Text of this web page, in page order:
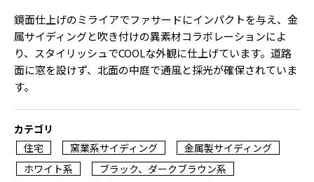
鏡面仕上げのミライアでファサードにインパクトを与え、金
属サイディングと吹き付けの異素材コラボレーションによ
り、スタイリッシュでCOOLな外観に仕上げています。道路
面に窓を設けず、北面の中庭で通風と採光が確保されていま
す。
カテゴリ
住宅
窯業系サイディング
金属製サイディング
ホワイト系
ブラック、ダークブラウン系